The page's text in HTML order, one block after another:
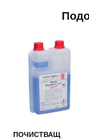
ПОЧИСТВАЩ